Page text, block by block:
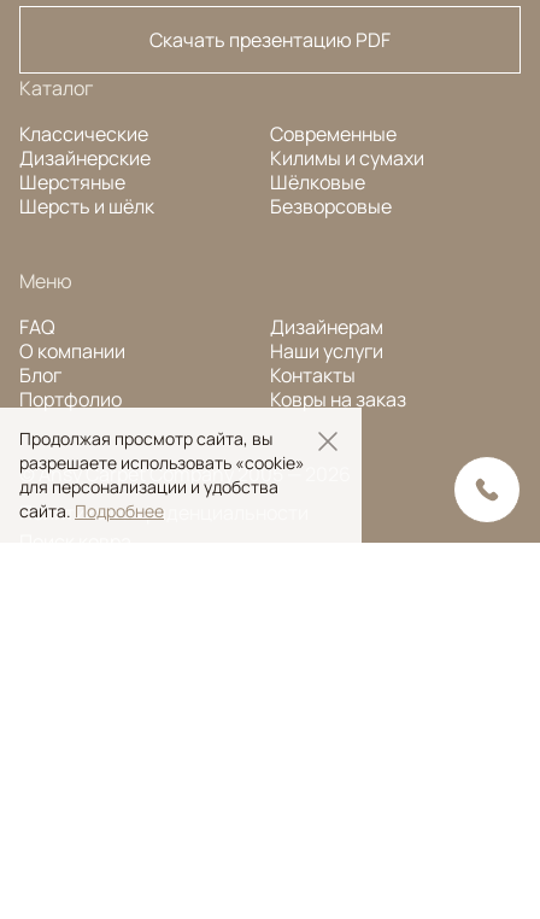
Скачать презентацию PDF
Каталог
Классические
Дизайнерские
Шерстяные
Шерсть и шёлк
Современные
Килимы и сумахи
Шёлковые
Безворсовые
Меню
FAQ
О компании
Блог
Портфолио
Дизайнерам
Наши услуги
Контакты
Ковры на заказ
© Ansy Carpet Company 2005 — 2026
Политика конфиденциальности
Продолжая просмотр сайта, вы
разрешаете использовать «cookie»
для персонализации и удобства
сайта. Подробнее